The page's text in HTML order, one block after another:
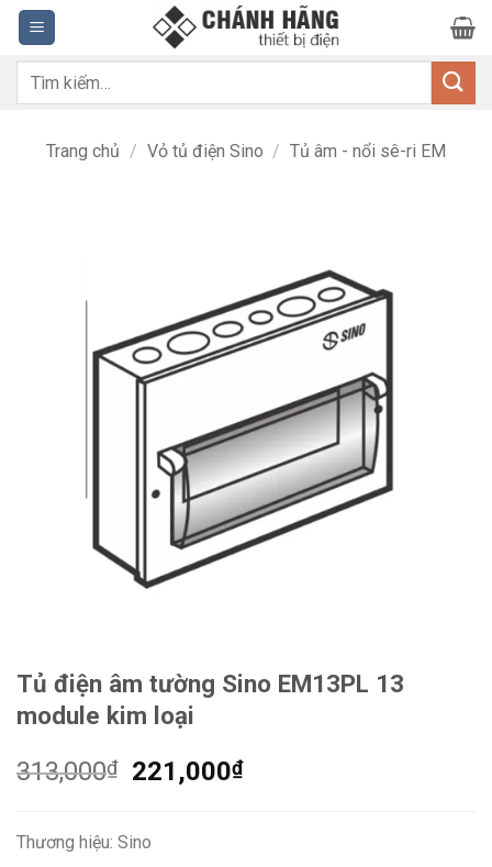
Bỏ
qua
nội
dung
Tìm
Trang chủ / Vỏ tủ điện Sino / Tủ âm - nổi sê-ri EM
Tủ điện âm tường Sino EM13PL 13
module kim loại
313,000₫
Giá
313,000₫.
221,000₫Giá
Thương hiệu: Sino